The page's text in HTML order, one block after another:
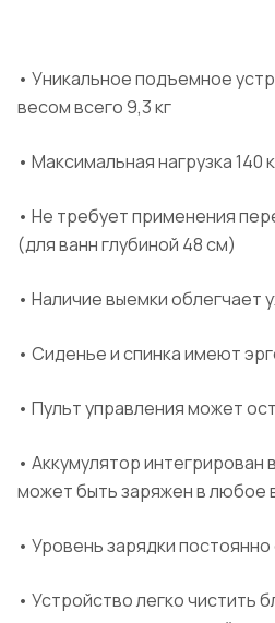
• Уникальное подъемное
весом всего 9,3 кг
• Максимальная нагрузка 140
• Не требует применения
(для ванн глубиной 48 см)
• Наличие выемки облегчает
• Сиденье и спинка имеют
• Пульт управления может
• Аккумулятор интегрирован
может быть заряжен в любое
• Уровень зарядки
• Устройство легко чистить